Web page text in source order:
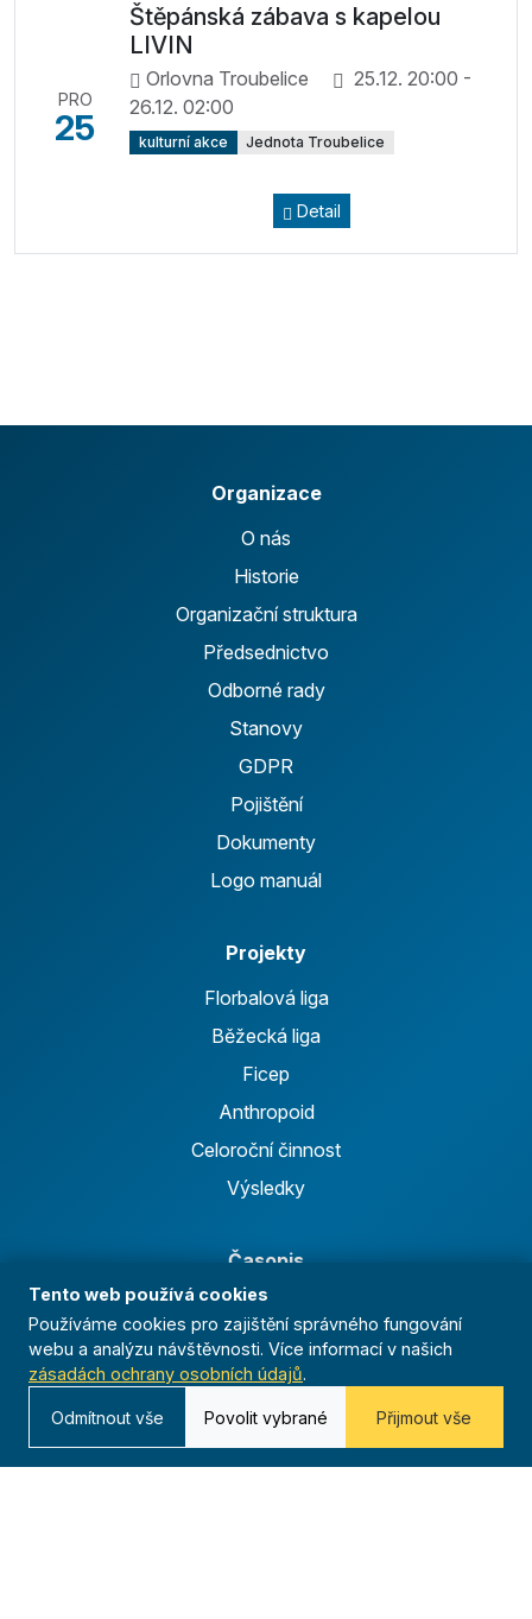
PRO
25
Štěpánská zábava s kapelou
LIVIN
Orlovna Troubelice
25.12. 20:00 -
26.12. 02:00
kulturní akce Jednota Troubelice
Detail
Organizace
O nás
Historie
Organizační struktura
Předsednictvo
Odborné rady
Stanovy
GDPR
Pojištění
Dokumenty
Logo manuál
Projekty
Florbalová liga
Běžecká liga
Ficep
Anthropoid
Celoroční činnost
Výsledky
Časopis
Archiv
Redakce
Kontakt
Tento web používá cookies
Používáme cookies pro zajištění správného fungování
webu a analýzu návštěvnosti. Více informací v našich
zásadách ochrany osobních údajů.
Odmítnout vše Povolit vybrané Přijmout vše